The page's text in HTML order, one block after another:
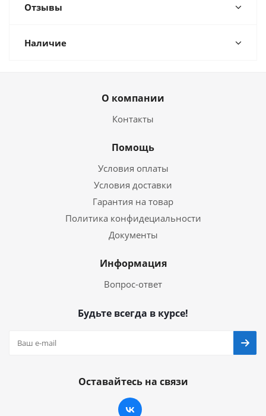
Отзывы
Наличие
О компании
Контакты
Помощь
Условия оплаты
Условия доставки
Гарантия на товар
Политика конфидециальности
Документы
Информация
Вопрос-ответ
Будьте всегда в курсе!
Оставайтесь на связи